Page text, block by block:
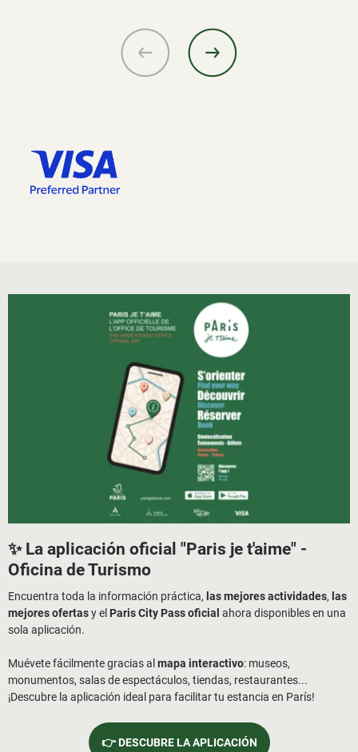
✨ La aplicación oficial "Paris je t'aime" -
Oficina de Turismo
Encuentra toda la información práctica, las mejores actividades, las
mejores ofertasy el Paris City Pass oficial ahora disponibles en una
sola aplicación.
Muévete fácilmente gracias al mapa interactivo: museos,
monumentos, salas de espectáculos, tiendas, restaurantes...
¡Descubre la aplicación ideal para facilitar tu estancia en París!
👉 DESCUBRE LA APLICACIÓN